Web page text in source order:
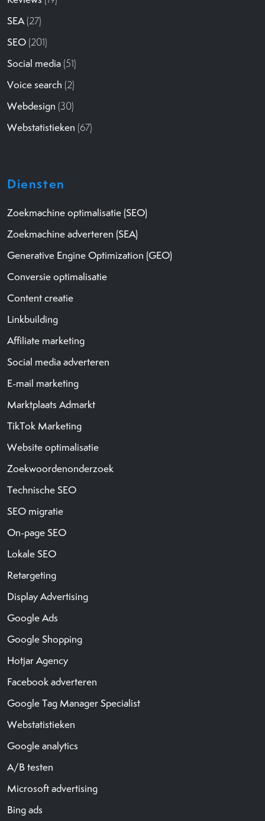
SEA(27)
SEO (201)
Social media (51)
Voice search (2)
Webdesign (30)
Webstatistieken (67)
Diensten
Zoekmachine optimalisatie (SEO)
Zoekmachine adverteren (SEA)
Generative Engine Optimization (GEO)
Conversie optimalisatie
Content creatie
Linkbuilding
Affiliate marketing
Social media adverteren
E-mail marketing
Marktplaats Admarkt
TikTok Marketing
Website optimalisatie
Zoekwoordenonderzoek
Technische SEO
SEO migratie
On-page SEO
Lokale SEO
Retargeting
Display Advertising
Google Ads
Google Shopping
Hotjar Agency
Facebook adverteren
Google Tag Manager Specialist
Webstatistieken
Google analytics
A/B testen
Microsoft advertising
Bing ads